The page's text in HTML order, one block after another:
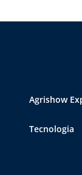
Agrishow
Tecnologia